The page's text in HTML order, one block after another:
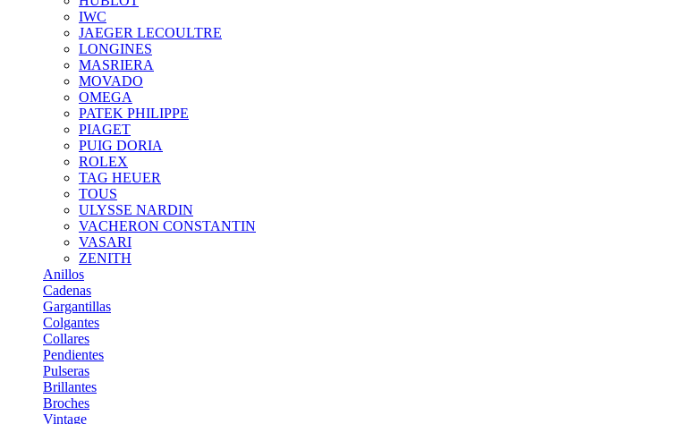
IWC
JAEGER LECOULTRE
LONGINES
MASRIERA
MOVADO
OMEGA
PATEK PHILIPPE
PIAGET
PUIG DORIA
ROLEX
TAG HEUER
TOUS
ULYSSE NARDIN
VACHERON CONSTANTIN
VASARI
ZENITH
Anillos
Cadenas
Gargantillas
Colgantes
Collares
Pendientes
Pulseras
Brillantes
Broches
Vintage